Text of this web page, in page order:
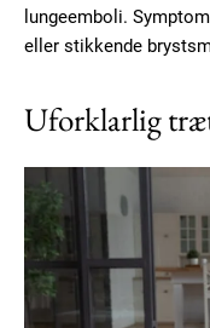
lungeemboli.
eller stikkende
Uforklarlig